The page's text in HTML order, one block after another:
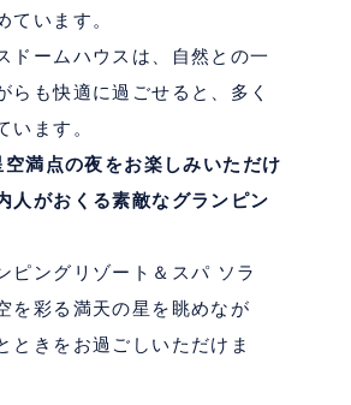
ています。
ドームハウスは、自然との一
らも快適に過ごせると、多く
います。
空満点の夜をお楽しみいただけ
人がおくる素敵なグランピン
ピングリゾート＆スパ ソラ
を彩る満天の星を眺めなが
ときをお過ごしいただけま